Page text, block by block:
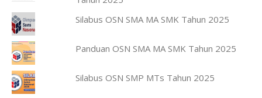
Silabus OSN SMA MA SMK Tahun 2025
Panduan OSN SMA MA SMK Tahun 2025
Silabus OSN SMP MTs Tahun 2025